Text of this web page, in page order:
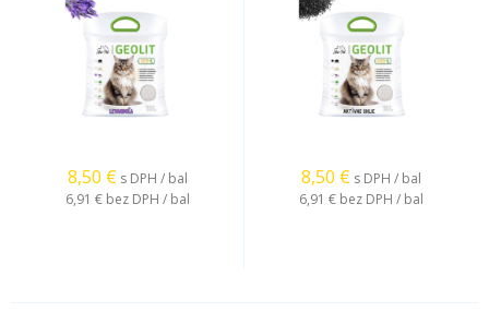
8,50 € s DPH / bal
6,91 € bez DPH / bal
8,50 € s DPH / bal
6,91 € bez DPH / bal